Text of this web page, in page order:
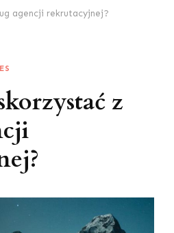
agencji rekrutacyjnej?
z